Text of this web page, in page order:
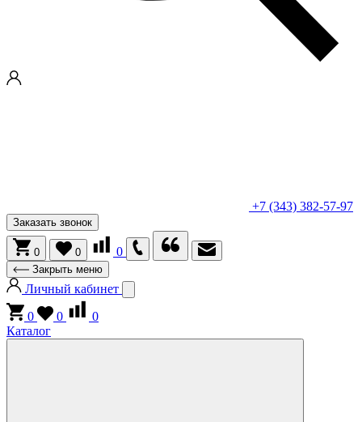
+7 (343) 382-57-97
Заказать звонок
0 0 0
Закрыть меню
Личный кабинет
0
0
0
Каталог